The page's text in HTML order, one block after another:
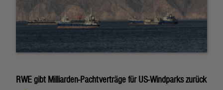
RWE gibt Milliarden-Pachtverträge für US-Windparks zurück